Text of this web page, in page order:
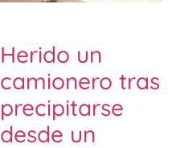
Herido un
camionero tras
precipitarse
desde un